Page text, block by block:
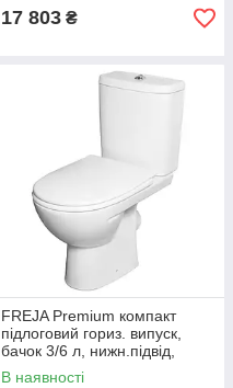
17 803 ₴
FREJA Premium компакт
підлоговий гориз. випуск,
бачок 3/6 л, нижн.підвід,
сидіння з кришкою Duroplast
В наявності